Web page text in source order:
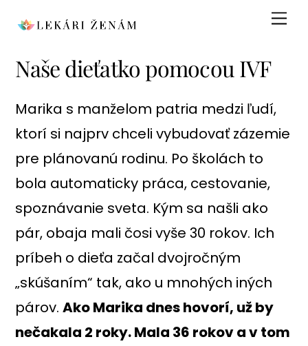
Naše dieťatko pomocou IVF
Marika s manželom patria medzi ľudí,
ktorí si najprv chceli vybudovať zázemie
pre plánovanú rodinu. Po školách to
bola automaticky práca, cestovanie,
spoznávanie sveta. Kým sa našli ako
pár, obaja mali čosi vyše 30 rokov. Ich
príbeh o dieťa začal dvojročným
„skúšaním“ tak, ako u mnohých iných
párov.Ako Marika dnes hovorí, už by
nečakala 2 roky. Mala 36 rokov a v tom